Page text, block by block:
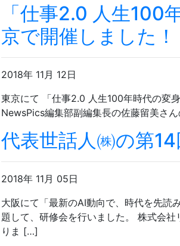
「仕事2.0 人生100
京で開催しました！
2018年 11月 12日
東京にて 「仕事2.0 人生100年時代の変
NewsPics編集部副編集長の佐藤留美さ
代表世話人㈱の第
2018年 11月 05日
大阪にて「最新のAI動向で、時代を先読
題して、研修会を行いました。 株式会
りま […]